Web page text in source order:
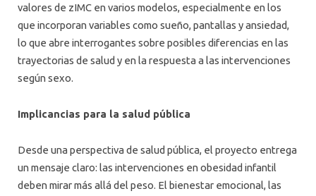
valores de zIMC en varios modelos, especialmente en los
que incorporan variables como sueño, pantallas y ansiedad,
lo que abre interrogantes sobre posibles diferencias en las
trayectorias de salud y en la respuesta a las intervenciones
según sexo.
Implicancias para la salud pública
Desde una perspectiva de salud pública, el proyecto entrega
un mensaje claro: las intervenciones en obesidad infantil
deben mirar más allá del peso. El bienestar emocional, las